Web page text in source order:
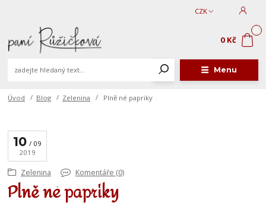
Menu
CZK
0 Kč
Úvod Blog Zelenina Plně né papriky
10
09
2019
Zelenina Komentáře (0)
Plně né papriky